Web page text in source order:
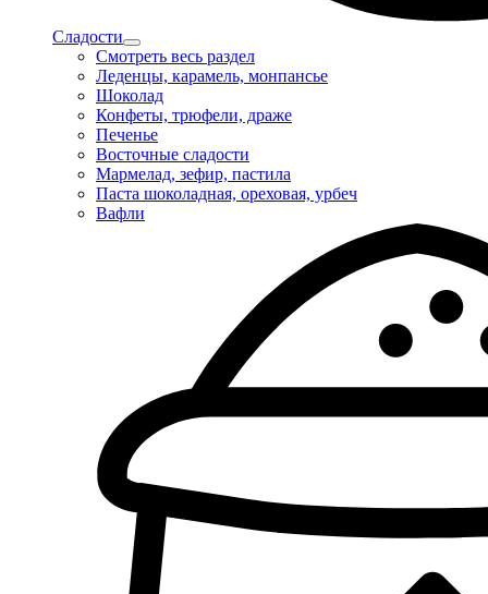
Сладости
Смотреть весь раздел
Леденцы, карамель, монпансье
Шоколад
Конфеты, трюфели, драже
Печенье
Восточные сладости
Мармелад, зефир, пастила
Паста шоколадная, ореховая, урбеч
Вафли